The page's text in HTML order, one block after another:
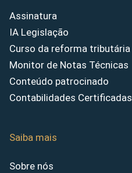
Assinatura
IA Legislação
Curso da reforma tributária
Monitor de Notas Técnicas
Conteúdo patrocinado
Contabilidades Certificadas
Saiba mais
Sobre nós